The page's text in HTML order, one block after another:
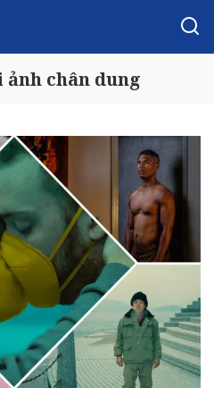
ảnh chân dung